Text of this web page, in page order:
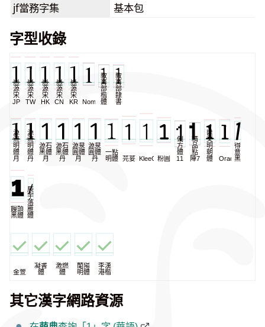
jf當務字集 基本包
字型收錄
思
源
宋
JP
思
源
宋
TW
思
源
宋
HK
思
源
宋
CN
思
源
宋
KR NomNaTong
教
育
部
楷
體
教
育
部
隸
書
源
流
明
體
月
源
流
明
體
丹
源石
黑體
月
源石
黑體
丹
源泉
圓體
月
源泉
圓體
丹
一點
明體
芫荽 KleeOne粉圓
俐
方
體
11
精
品
點
陣7
匯
文
明
朝
體
Oradano
得
意
黑
饅頭
黑體
辰
宇
落
雁
體
金萱
凝書
體
激燃
體
蘭陽
明體
李漢
港楷
其它漢字網路資源